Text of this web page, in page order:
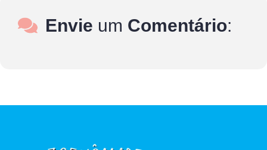
Envie um Comentário: